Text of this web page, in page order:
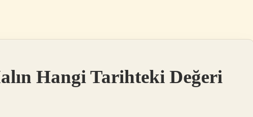
Hangi Tarihteki Değeri